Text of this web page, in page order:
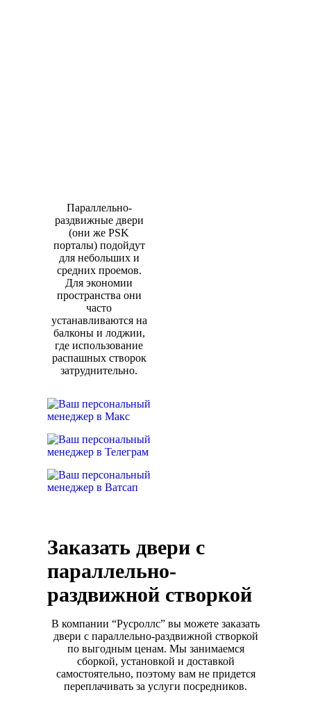
Параллельно-
раздвижные двери
(они же PSK
порталы) подойдут
для небольших и
средних проемов.
Для экономии
пространства они
часто
устанавливаются на
балконы и лоджии,
где использование
распашных створок
затруднительно.
Заказать двери с
параллельно-
раздвижной створкой
В компании “Русроллс” вы можете заказать
двери с параллельно-раздвижной створкой
по выгодным ценам. Мы занимаемся
сборкой, установкой и доставкой
самостоятельно, поэтому вам не придется
переплачивать за услуги посредников.